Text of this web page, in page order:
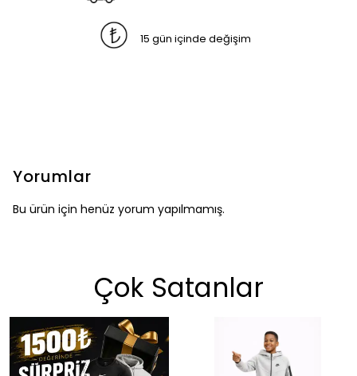
15 gün içinde değişim
Yorumlar
Bu ürün için henüz yorum yapılmamış.
Çok Satanlar